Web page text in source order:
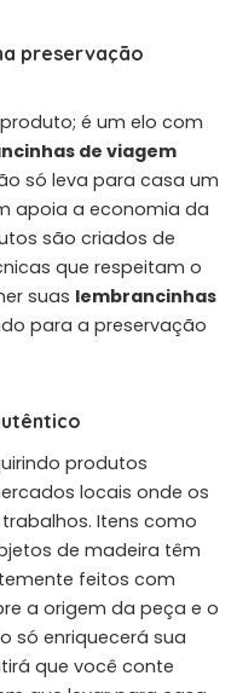
preservação
é um elo com
de viagem
só leva para casa um
apoia a economia da
são criados de
que respeitam o
suas lembrancinhas
para a preservação
produtos
locais onde os
Itens como
de madeira têm
feitos com
a origem da peça e o
só enriquecerá sua
que você conte